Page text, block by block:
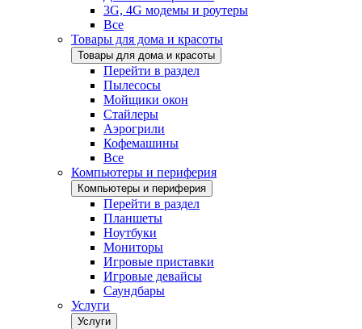
3G, 4G модемы и роутеры
Все
Товары для дома и красоты
Товары для дома и красоты
Перейти в раздел
Пылесосы
Мойщики окон
Стайлеры
Аэрогрили
Кофемашины
Все
Компьютеры и периферия
Компьютеры и периферия
Перейти в раздел
Планшеты
Ноутбуки
Мониторы
Игровые приставки
Игровые девайсы
Саундбары
Услуги
Услуги